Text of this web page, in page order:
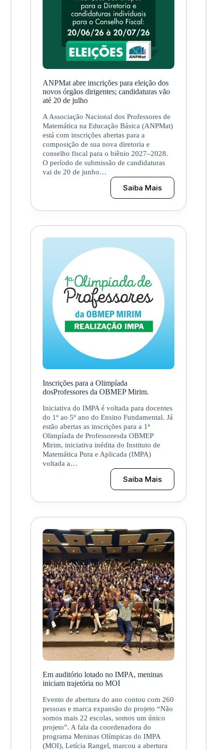
ANPMat abre inscrições para eleição dos
novos órgãos dirigentes; candidaturas vão
até 20 de julho
A Associação Nacional dos Professores de
Matemática na Educação Básica (ANPMat)
está com inscrições abertas para a
composição de sua nova diretoria e
conselho fiscal para o biênio 2027–2028.
O período de submissão de candidaturas
vai de 20 de junho…
Saiba Mais
ANPMat
abre
inscrições
eleição
dos
órgãos
dirigentes;
candidaturas
vão
até
20
julho
Inscrições para a Olimpíada
dosProfessores da OBMEP Mirim.
Iniciativa do IMPA é voltada para docentes
do 1º ao 5º ano do Ensino Fundamental. Já
estão abertas as inscrições para a 1ª
Olimpíada de Professoresda OBMEP
Mirim, iniciativa inédita do Instituto de
Matemática Pura e Aplicada (IMPA)
voltada a…
Saiba Mais
Inscrições
para
a
dosProfessores
da
OBMEP
Mirim.
Em auditório lotado no IMPA, meninas
iniciam trajetória no MOI
Evento de abertura do ano contou com 260
pessoas e marca expansão do projeto “Não
somos mais 22 escolas, somos um único
projeto”. A fala da coordenadora do
programa Meninas Olímpicas do IMPA
(MOI), Letícia Rangel, marcou a abertura